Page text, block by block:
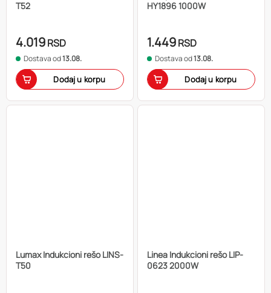
T52
4.019RSD
Dostava od13.08.
Dodaj u korpu
HY1896 1000W
1.449RSD
Dostava od13.08.
Dodaj u korpu
Lumax Indukcioni rešo LINS-
T50
Linea Indukcioni rešo LIP-
0623 2000W